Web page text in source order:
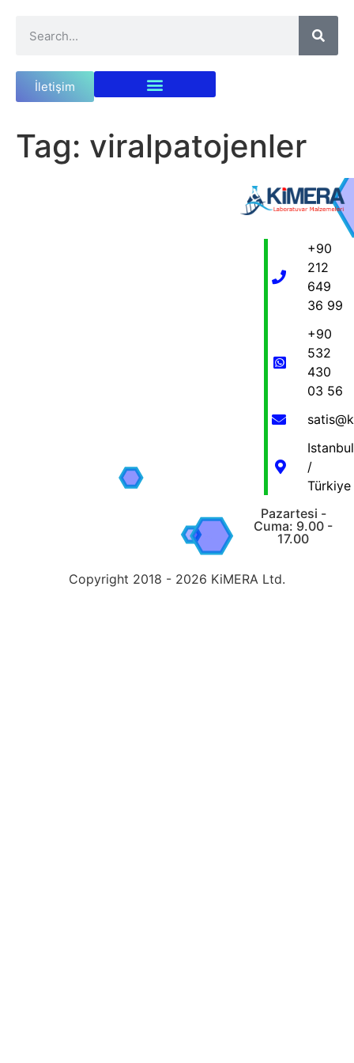
İletişim
Tag: viralpatojenler
+90
212
649
36 99
+90
532
430
03 56
Istanbul
/
Türkiye
Pazartesi -
Cuma: 9.00 -
17.00
Copyright 2018 - 2026 KiMERA Ltd.